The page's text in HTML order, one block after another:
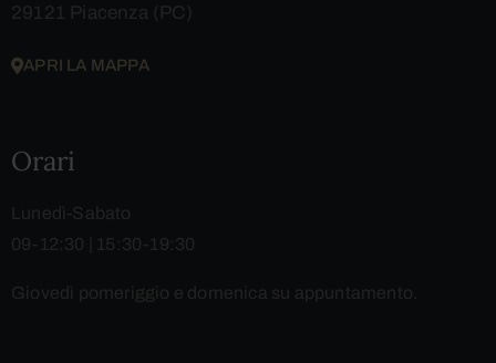
29121 Piacenza (PC)
APRI LA MAPPA
Orari
Lunedì-Sabato
09-12:30 | 15:30-19:30
Giovedì pomeriggio e domenica su appuntamento.